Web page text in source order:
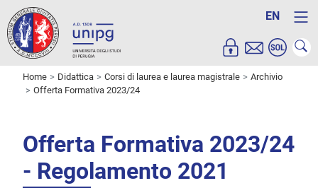
EN
Home Didattica Corsi di laurea e laurea magistrale
Archivio
Offerta Formativa 2023/24
Offerta Formativa 2023/24
- Regolamento 2021